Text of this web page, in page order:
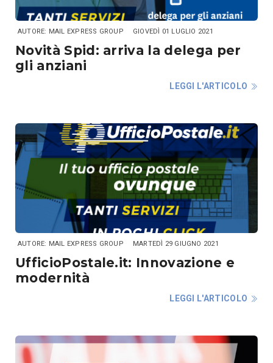
AUTORE: MAIL EXPRESS GROUP GIOVEDÌ 01 LUGLIO 2021
Novità Spid: arriva la delega per
gli anziani
LEGGI L'ARTICOLO
AUTORE: MAIL EXPRESS GROUP MARTEDÌ 29 GIUGNO 2021
UfficioPostale.it: Innovazione e
modernità
LEGGI L'ARTICOLO